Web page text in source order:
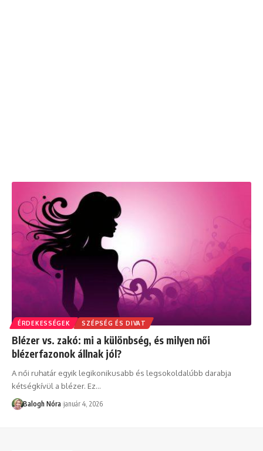
ÉRDEKESSÉGEK SZÉPSÉG ÉS DIVAT
Blézer vs. zakó: mi a különbség, és milyen női
blézerfazonok állnak jól?
A női ruhatár egyik legikonikusabb és legsokoldalúbb darabja
kétségkívül a blézer. Ez…
Balogh Nóra január 4, 2026